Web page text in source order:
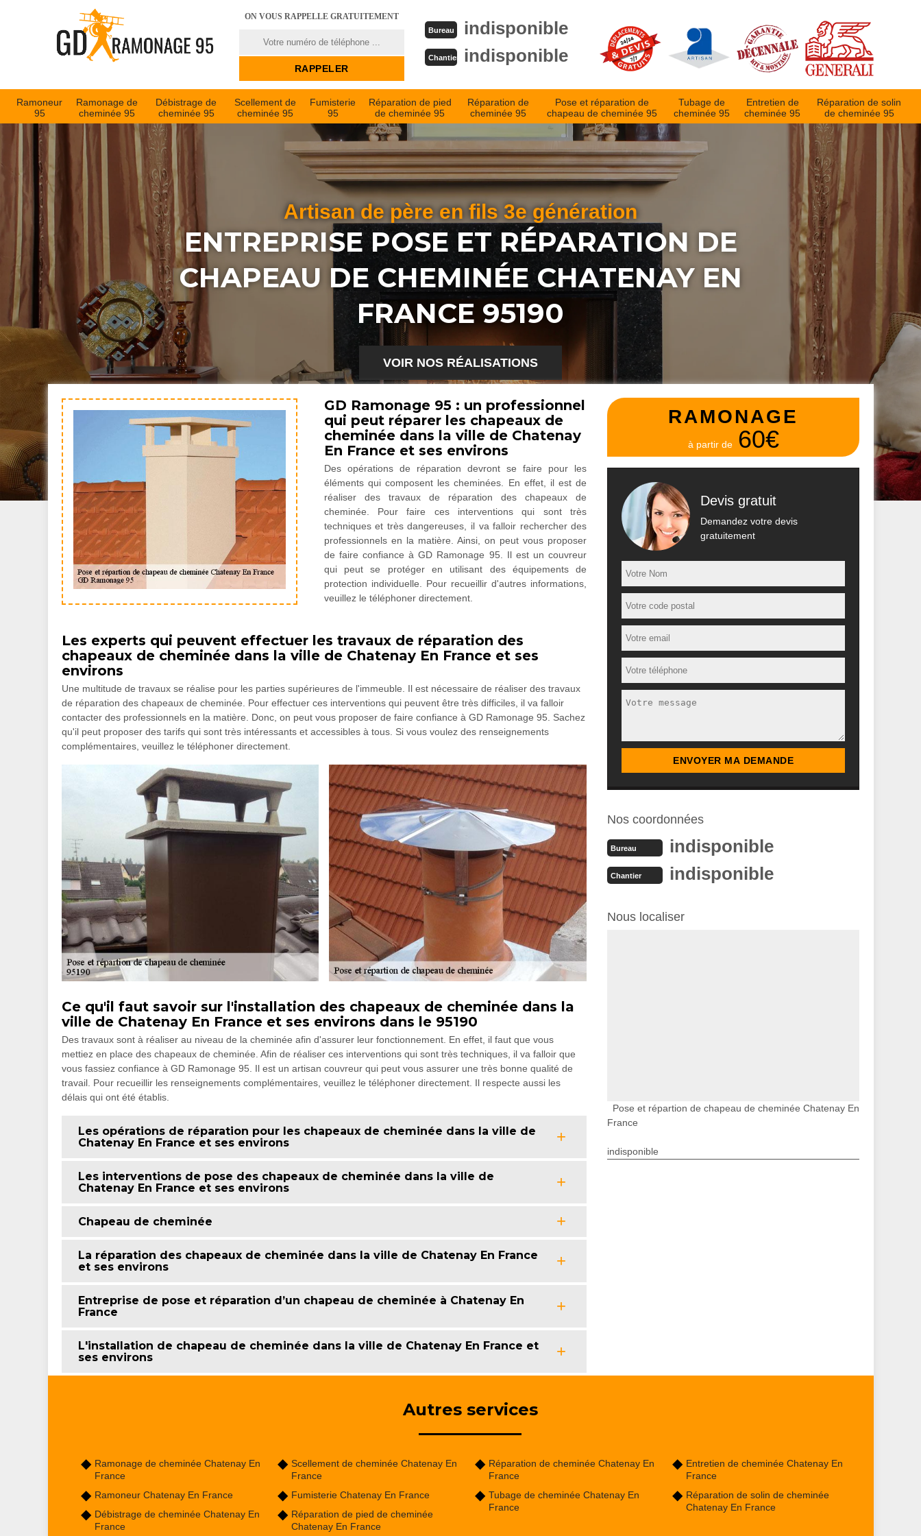
ON VOUS RAPPELLE GRATUITEMENT
Bureau indisponible
Chantier indisponible
Ramoneur
95
Ramonage de
cheminée 95
Débistrage de
cheminée 95
Scellement de
cheminée 95
Fumisterie
95
Réparation de pied
de cheminée 95
Réparation de
cheminée 95
Pose et réparation de
chapeau de cheminée 95
Tubage de
cheminée 95
Entretien de
cheminée 95
Réparation de solin
de cheminée 95
Artisan de père en fils 3e génération
ENTREPRISE POSE ET RÉPARATION DE
CHAPEAU DE CHEMINÉE CHATENAY EN
FRANCE 95190
VOIR NOS RÉALISATIONS
GD Ramonage 95 : un professionnel
qui peut réparer les chapeaux de
cheminée dans la ville de Chatenay
En France et ses environs
Des opérations de réparation devront se faire pour les
éléments qui composent les cheminées. En effet, il est de
réaliser des travaux de réparation des chapeaux de
cheminée. Pour faire ces interventions qui sont très
techniques et très dangereuses, il va falloir rechercher des
professionnels en la matière. Ainsi, on peut vous proposer
de faire confiance à GD Ramonage 95. Il est un couvreur
qui peut se protéger en utilisant des équipements de
protection individuelle. Pour recueillir d'autres informations,
veuillez le téléphoner directement.
Les experts qui peuvent effectuer les travaux de réparation des
chapeaux de cheminée dans la ville de Chatenay En France et ses
environs
Une multitude de travaux se réalise pour les parties supérieures de l'immeuble. Il est nécessaire de réaliser des travaux
de réparation des chapeaux de cheminée. Pour effectuer ces interventions qui peuvent être très difficiles, il va falloir
contacter des professionnels en la matière. Donc, on peut vous proposer de faire confiance à GD Ramonage 95. Sachez
qu'il peut proposer des tarifs qui sont très intéressants et accessibles à tous. Si vous voulez des renseignements
complémentaires, veuillez le téléphoner directement.
Ce qu'il faut savoir sur l'installation des chapeaux de cheminée dans la
ville de Chatenay En France et ses environs dans le 95190
Des travaux sont à réaliser au niveau de la cheminée afin d'assurer leur fonctionnement. En effet, il faut que vous
mettiez en place des chapeaux de cheminée. Afin de réaliser ces interventions qui sont très techniques, il va falloir que
vous fassiez confiance à GD Ramonage 95. Il est un artisan couvreur qui peut vous assurer une très bonne qualité de
travail. Pour recueillir les renseignements complémentaires, veuillez le téléphoner directement. Il respecte aussi les
délais qui ont été établis.
Les opérations de réparation pour les chapeaux de cheminée dans la ville de
Chatenay En France et ses environs
Les interventions de pose des chapeaux de cheminée dans la ville de
Chatenay En France et ses environs
Chapeau de cheminée
La réparation des chapeaux de cheminée dans la ville de Chatenay En France
et ses environs
Entreprise de pose et réparation d’un chapeau de cheminée à Chatenay En
France
L'installation de chapeau de cheminée dans la ville de Chatenay En France et
ses environs
RAMONAGE
à partir de 60€
Devis gratuit
Demandez votre devis
gratuitement
Nos coordonnées
Bureau indisponible
Chantier indisponible
Nous localiser
Pose et répartion de chapeau de cheminée Chatenay En
France
indisponible
Autres services
Ramonage de cheminée Chatenay En
France
Ramoneur Chatenay En France
Débistrage de cheminée Chatenay En
France
Scellement de cheminée Chatenay En
France
Fumisterie Chatenay En France
Réparation de pied de cheminée
Chatenay En France
Réparation de cheminée Chatenay En
France
Tubage de cheminée Chatenay En
France
Entretien de cheminée Chatenay En
France
Réparation de solin de cheminée
Chatenay En France